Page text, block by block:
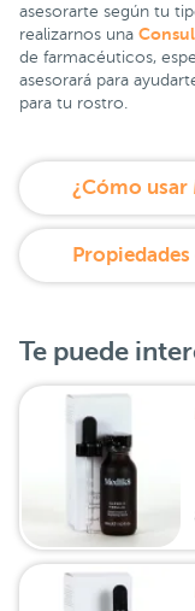
asesorarte según tu
realizarnos una
de farmacéuticos,
asesorará para
para tu rostro.
Te puede